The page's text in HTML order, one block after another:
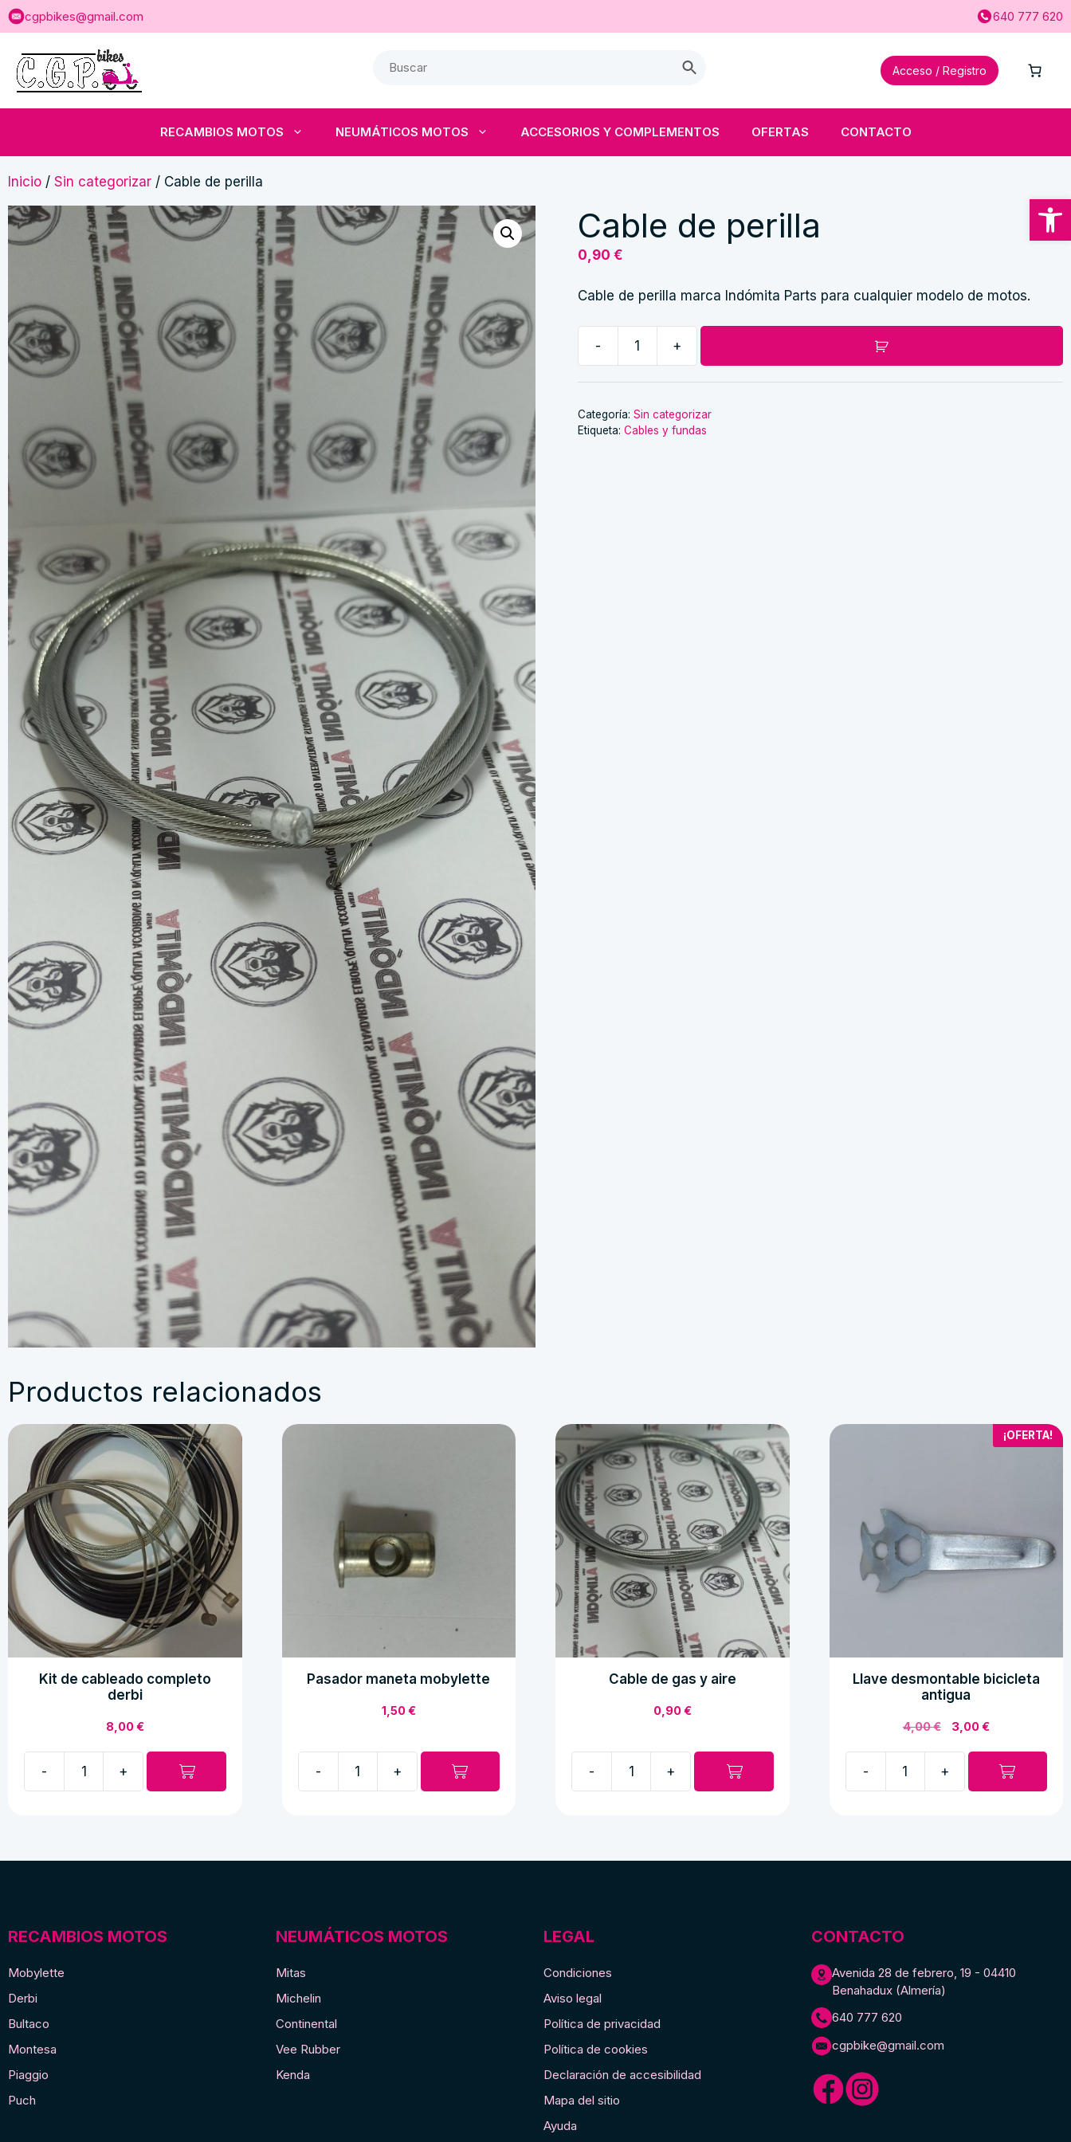
Abrir
Saltar
al
cgpbikes@gmail.com 640 777 620
Acceso / Registro
RECAMBIOS MOTOS NEUMÁTICOS MOTOS ACCESORIOS Y COMPLEMENTOS OFERTAS CONTACTO
Inicio / Sin categorizar / Cable de perilla
Cable de perilla
0,90 €
Cable de perilla marca Indómita Parts para cualquier modelo de motos.
-
cantidad
+
Categoría: Sin categorizar
Etiqueta: Cables y fundas
Productos relacionados
Kit de cableado completo
derbi
8,00€
-
derbi
+
Pasador maneta mobylette
1,50€
- +
Cable de gas y aire
0,90€
-
aire
+
¡OFERTA!
Llave desmontable bicicleta
antigua
4,00€
El
original
4,00 €.
3,00€El
es:
3,00 €.
-
cantidad
+
RECAMBIOS MOTOS
Mobylette
Derbi
Bultaco
Montesa
Piaggio
Puch
NEUMÁTICOS MOTOS
Mitas
Michelin
Continental
Vee Rubber
Kenda
LEGAL
Condiciones
Aviso legal
Política de privacidad
Política de cookies
Declaración de accesibilidad
Mapa del sitio
Ayuda
CONTACTO
Avenida 28 de febrero, 19 - 04410
Benahadux (Almería)
640 777 620
cgpbike@gmail.com